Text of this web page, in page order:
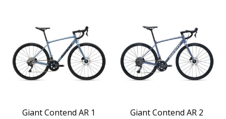
Giant Contend AR 1
Giant Contend AR 2